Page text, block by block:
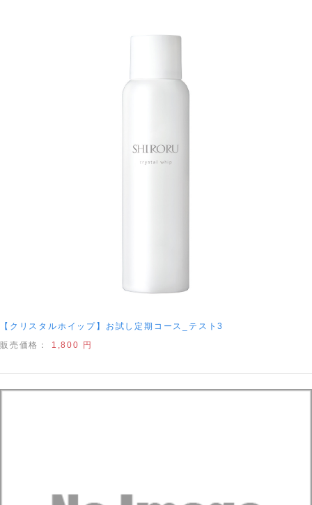
【クリスタルホイップ】お試し定期コース_テスト3
販売価格： 1,800 円